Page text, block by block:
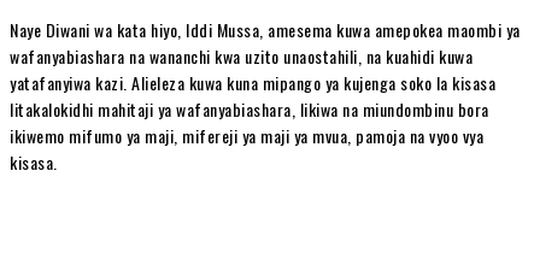
Naye Diwani wa kata hiyo, Iddi Mussa, amesema kuwa amepokea maombi ya
wafanyabiashara na wananchi kwa uzito unaostahili, na kuahidi kuwa
yatafanyiwa kazi. Alieleza kuwa kuna mipango ya kujenga soko la kisasa
litakalokidhi mahitaji ya wafanyabiashara, likiwa na miundombinu bora
ikiwemo mifumo ya maji, mifereji ya maji ya mvua, pamoja na vyoo vya
kisasa.